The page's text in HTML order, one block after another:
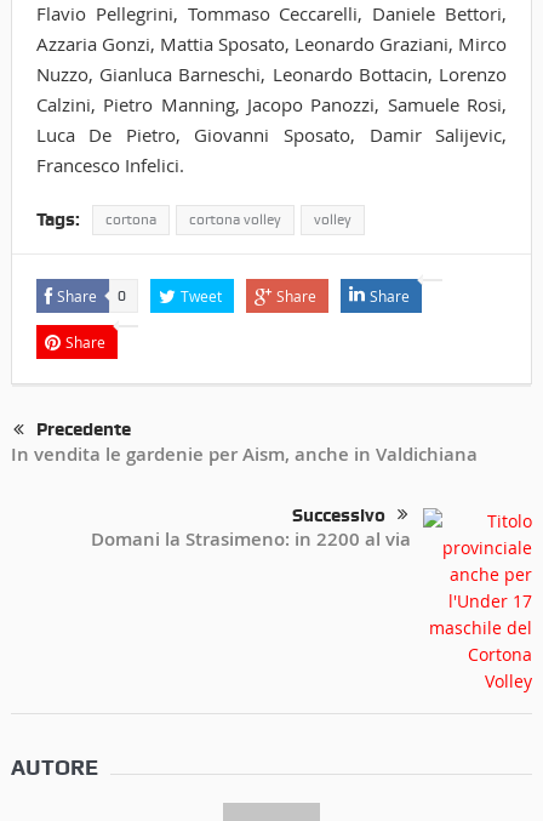
Flavio Pellegrini, Tommaso Ceccarelli, Daniele Bettori,
Azzaria Gonzi, Mattia Sposato, Leonardo Graziani, Mirco
Nuzzo, Gianluca Barneschi, Leonardo Bottacin, Lorenzo
Calzini, Pietro Manning, Jacopo Panozzi, Samuele Rosi,
Luca De Pietro, Giovanni Sposato, Damir Salijevic,
Francesco Infelici.
Tags: cortona cortona volley volley
Share 0 Tweet Share Share
Share
Precedente
In vendita le gardenie per Aism, anche in Valdichiana
Successivo
Domani la Strasimeno: in 2200 al via
AUTORE